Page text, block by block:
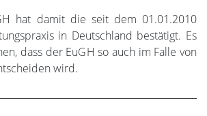
hat damit die seit dem 01.01.2010
in Deutschland bestätigt. Es
dass der EuGH so auch im Falle von
wird.